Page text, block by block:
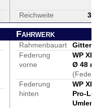
Reichweite 300
Fahrwerk
Rahmenbauart
Federung
vorne
WP
Ø 48
Federung
hinten
WP
Pro-